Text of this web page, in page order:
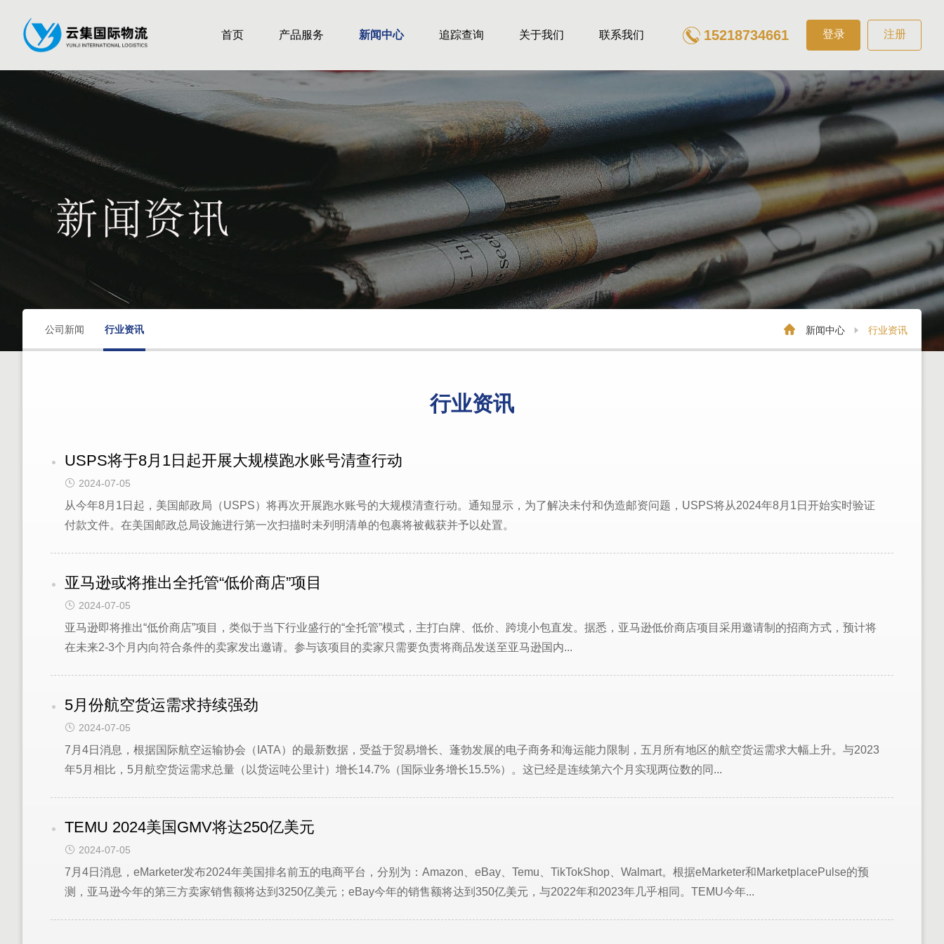
首页 产品服务 新闻中心 追踪查询 关于我们 联系我们 15218734661 登录 注册
公司新闻 行业资讯 新闻中心 行业资讯
行业资讯
USPS将于8月1日起开展大规模跑水账号清查行动
2024-07-05
从今年8月1日起，美国邮政局（USPS）将再次开展跑水账号的大规模清查行动。通知显示，为了解决未付和伪造邮资问题，USPS将从2024年8月1日开始实时验证
付款文件。在美国邮政总局设施进行第一次扫描时未列明清单的包裹将被截获并予以处置。
亚马逊或将推出全托管“低价商店”项目
2024-07-05
亚马逊即将推出“低价商店”项目，类似于当下行业盛行的“全托管”模式，主打白牌、低价、跨境小包直发。据悉，亚马逊低价商店项目采用邀请制的招商方式，预计将
在未来2-3个月内向符合条件的卖家发出邀请。参与该项目的卖家只需要负责将商品发送至亚马逊国内...
5月份航空货运需求持续强劲
2024-07-05
7月4日消息，根据国际航空运输协会（IATA）的最新数据，受益于贸易增长、蓬勃发展的电子商务和海运能力限制，五月所有地区的航空货运需求大幅上升。与2023
年5月相比，5月航空货运需求总量（以货运吨公里计）增长14.7%（国际业务增长15.5%）。这已经是连续第六个月实现两位数的同...
TEMU 2024美国GMV将达250亿美元
2024-07-05
7月4日消息，eMarketer发布2024年美国排名前五的电商平台，分别为：Amazon、eBay、Temu、TikTokShop、Walmart。根据eMarketer和MarketplacePulse的预
测，亚马逊今年的第三方卖家销售额将达到3250亿美元；eBay今年的销售额将达到350亿美元，与2022年和2023年几乎相同。TEMU今年...